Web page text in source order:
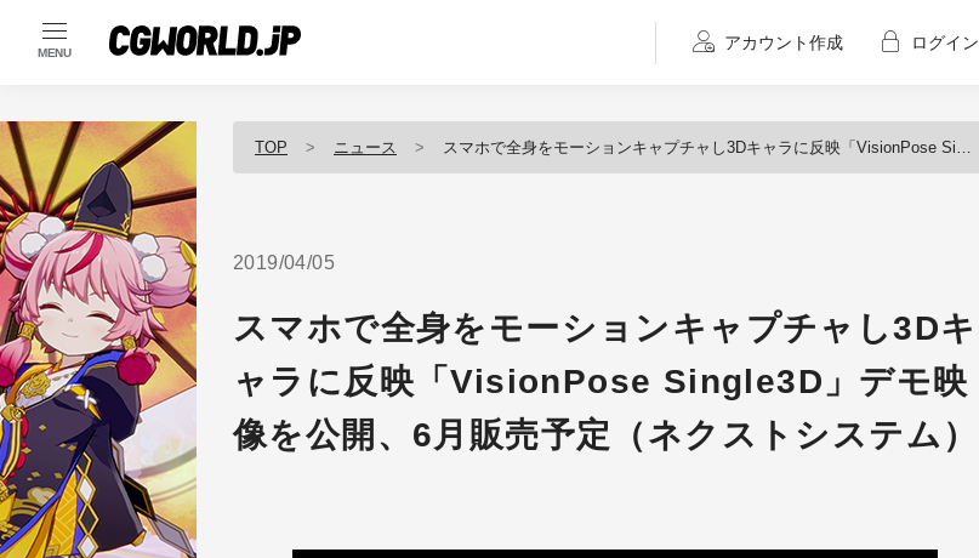
MENU
アカウント作成 ログイン
TOP ニュース スマホで全身をモーションキャプチャし3Dキャラに反映「VisionPose Single3D」デモ映像を公開、6月販売予定（ネクストシステム）
2019/04/05
スマホで全身をモーションキャプチャし3Dキ
ャラに反映「VisionPose Single3D」デモ映
像を公開、6月販売予定（ネクストシステム）